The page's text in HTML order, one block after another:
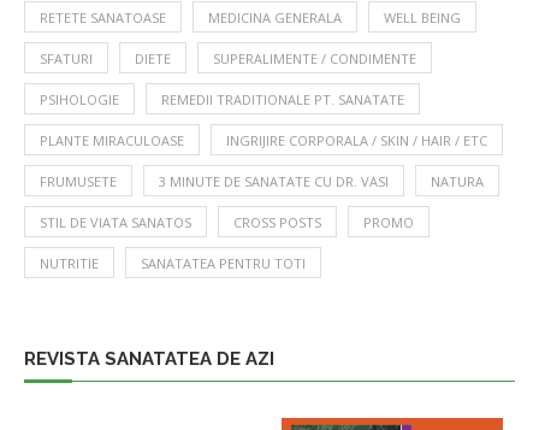
RETETE SANATOASE MEDICINA GENERALA WELL BEING
SFATURI DIETE SUPERALIMENTE / CONDIMENTE
PSIHOLOGIE REMEDII TRADITIONALE PT. SANATATE
PLANTE MIRACULOASE INGRIJIRE CORPORALA / SKIN / HAIR / ETC
FRUMUSETE 3 MINUTE DE SANATATE CU DR. VASI NATURA
STIL DE VIATA SANATOS CROSS POSTS PROMO
NUTRITIE SANATATEA PENTRU TOTI
REVISTA SANATATEA DE AZI